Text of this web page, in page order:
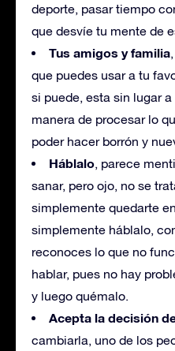
deporte, pasar tiempo
que desvíe tu mente de
Tus amigos y familia
que puedes usar a tu
si puede, esta sin lugar
manera de procesar lo
poder hacer borrón y
Háblalo, parece
sanar, pero ojo, no se
simplemente quedarte
simplemente háblalo,
reconoces lo que no
hablar, pues no hay
y luego quémalo.
Acepta la decisión
cambiarla, uno de los